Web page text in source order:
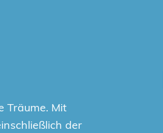
Träume. Mit
der